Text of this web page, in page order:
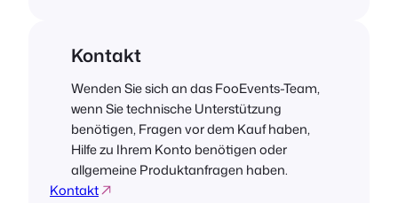
Kontakt
Wenden Sie sich an das FooEvents-Team,
wenn Sie technische Unterstützung
benötigen, Fragen vor dem Kauf haben,
Hilfe zu Ihrem Konto benötigen oder
allgemeine Produktanfragen haben.
Kontakt